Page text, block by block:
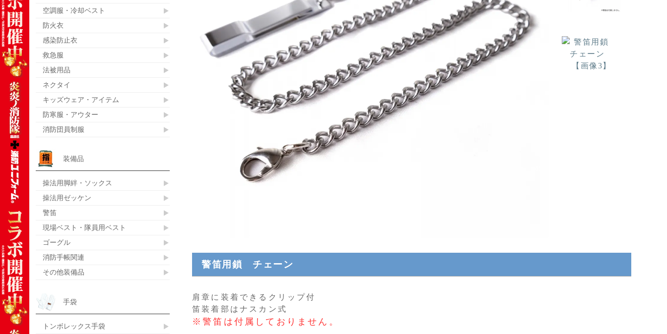
警笛用鎖 チェーン
肩章に装着できるクリップ付
笛装着部はナスカン式
※警笛は付属しておりません。
空調服・冷却ベスト
防火衣
感染防止衣
救急服
法被用品
ネクタイ
キッズウェア・アイテム
防寒服・アウター
消防団員制服
装備品
操法用脚絆・ソックス
操法用ゼッケン
警笛
現場ベスト・隊員用ベスト
ゴーグル
消防手帳関連
その他装備品
手袋
トンボレックス手袋